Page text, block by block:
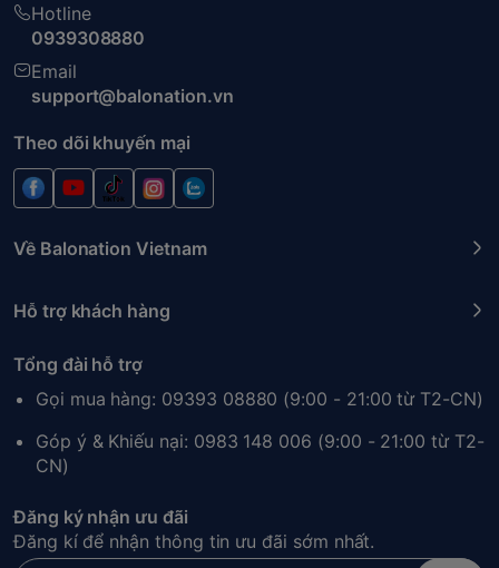
Hotline
0939308880
Email
support@balonation.vn
Theo dõi khuyến mại
Về Balonation Vietnam
Hỗ trợ khách hàng
Tổng đài hỗ trợ
Gọi mua hàng: 09393 08880 (9:00 - 21:00 từ T2-CN)
Góp ý & Khiếu nại: 0983 148 006 (9:00 - 21:00 từ T2-
CN)
Đăng ký nhận ưu đãi
Đăng kí để nhận thông tin ưu đãi sớm nhất.